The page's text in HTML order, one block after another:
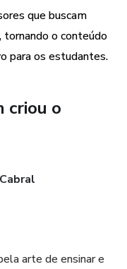
que buscam
tornando o conteúdo
para os estudantes.
criou o
arte de ensinar e